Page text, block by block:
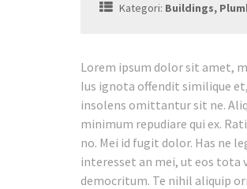
Kategori: Buildings,
Lorem ipsum dolor sit amet,
Ius ignota offendit similique
insolens omittantur sit ne.
minimum repudiare qui ex.
no. Mei id fugit dolor. Has ne
interesset an mei, ut eos tota
democritum. Te nihil aliquip